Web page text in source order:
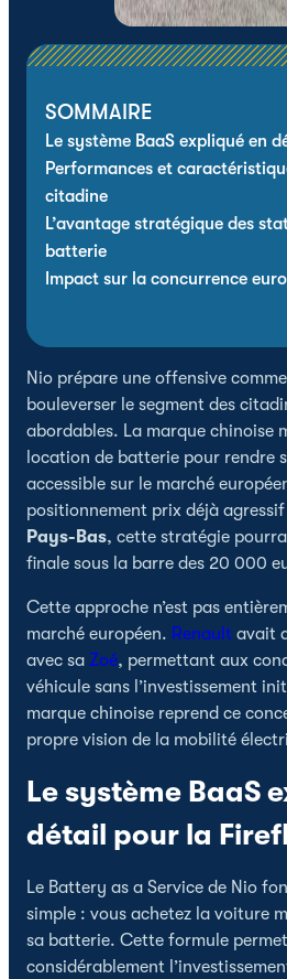
SOMMAIRE
Le système BaaS expliqué en
Performances et
citadine
L’avantage stratégique des
batterie
Impact sur la concurrence
Nio prépare une offensive
bouleverser le segment des
abordables. La marque chinoise
location de batterie pour rendre
accessible sur le marché
positionnement prix déjà
Pays-Bas, cette stratégie
finale sous la barre des 20 000
Cette approche n’est pas
marché européen. Renault avait
avec sa Zoé, permettant aux
véhicule sans l’investissement
marque chinoise reprend ce
propre vision de la mobilité
Le système BaaS
détail pour la
Le Battery as a Service de Nio
simple : vous achetez la voiture
sa batterie. Cette formule
considérablement